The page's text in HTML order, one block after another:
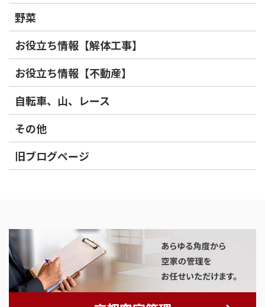
野菜
お役立ち情報【解体工事】
お役立ち情報【不動産】
自転車、山、レース
その他
旧ブログページ